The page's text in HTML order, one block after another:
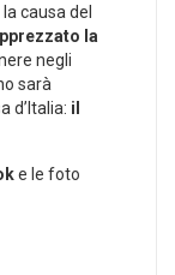
causa del
la
negli
sarà
d’Italia: il
e le foto